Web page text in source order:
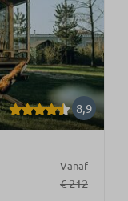
8,9
Vanaf
€ 212